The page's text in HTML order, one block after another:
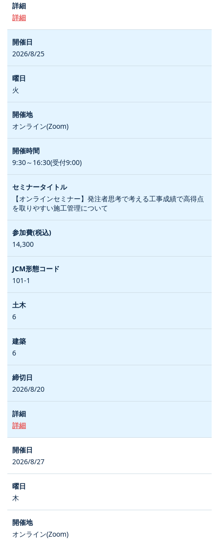
詳細
2026/8/25
火
オンライン(Zoom)
9:30～16:30(受付9:00)
【オンラインセミナー】発注者思考で考える工事成績で高得点
を取りやすい施工管理について
14,300
101-1
6
6
2026/8/20
詳細
2026/8/27
木
オンライン(Zoom)